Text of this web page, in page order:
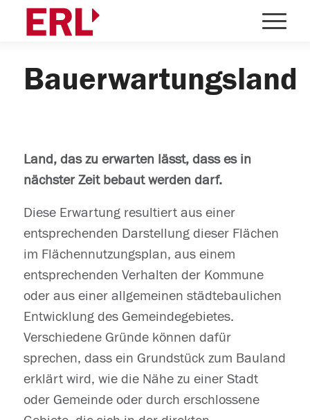
Bauerwartungsland
Land, das zu erwarten lässt, dass es in
nächster Zeit bebaut werden darf.
Diese Erwartung resultiert aus einer
entsprechenden Darstellung dieser Flächen
im Flächennutzungsplan, aus einem
entsprechenden Verhalten der Kommune
oder aus einer allgemeinen städtebaulichen
Entwicklung des Gemeindegebietes.
Verschiedene Gründe können dafür
sprechen, dass ein Grundstück zum Bauland
erklärt wird, wie die Nähe zu einer Stadt
oder Gemeinde oder durch erschlossene